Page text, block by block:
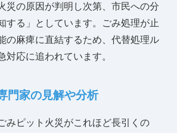
災の原因が判明し次第、市民への分
する」としています。ごみ処理が止
の麻痺に直結するため、代替処理ル
対応に追われています。
門家の見解や分析
みピット火災がこれほど長引くの